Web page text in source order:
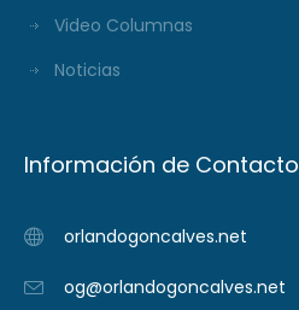
Video Columnas
Noticias
Información de Contacto
orlandogoncalves.net
og@orlandogoncalves.net